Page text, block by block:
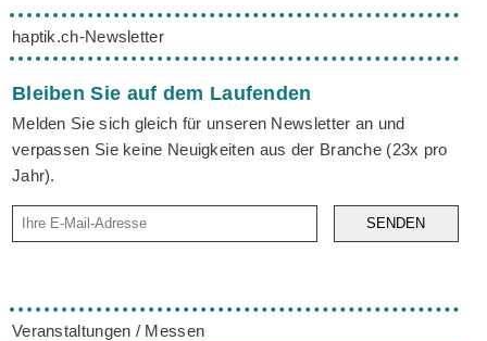
haptik.ch-Newsletter
Bleiben Sie auf dem Laufenden
Melden Sie sich gleich für unseren Newsletter an und
verpassen Sie keine Neuigkeiten aus der Branche (23x pro
Jahr).
SENDEN
Veranstaltungen / Messen